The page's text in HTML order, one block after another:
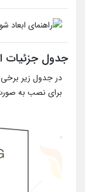
جدول جزئیات
در جدول زیر برخی
برای نصب به